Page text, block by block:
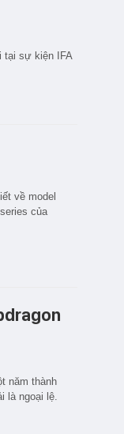
tại sự kiện IFA
về model
của
năm thành
là ngoại lệ.